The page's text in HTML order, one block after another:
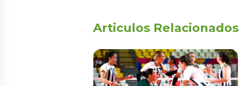
Articulos Relacionados